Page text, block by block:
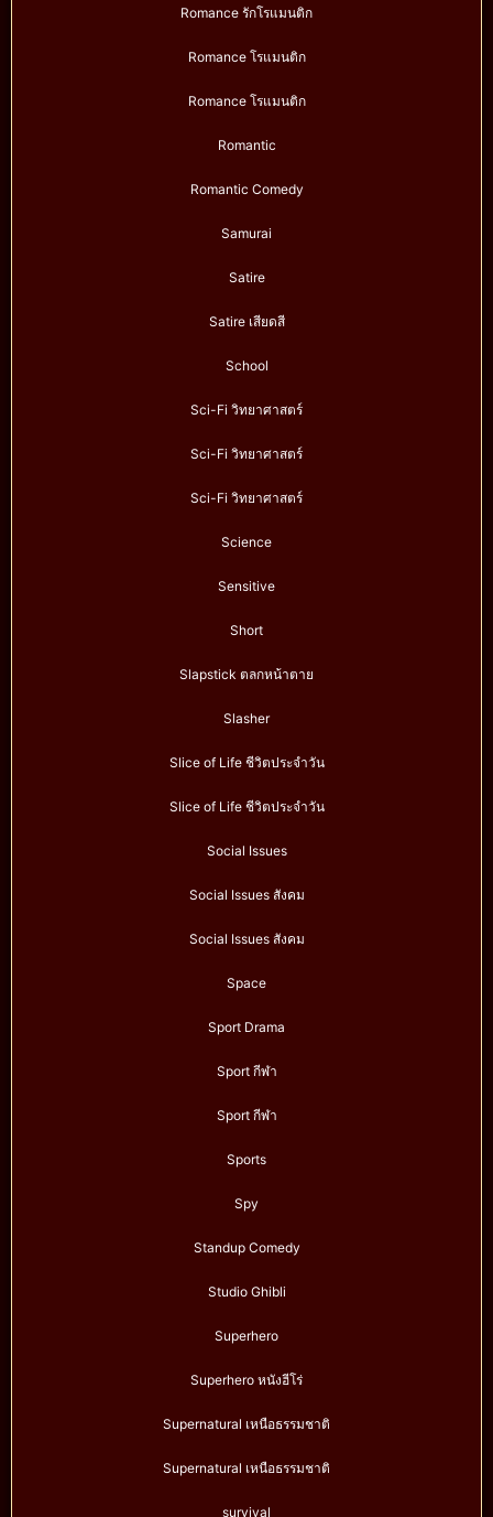
Romance รักโรแมนติก
Romance โรแมนติก
Romance โรแมนติก
Romantic
Romantic Comedy
Samurai
Satire
Satire เสียดสี
School
Sci-Fi วิทยาศาสตร์
Sci-Fi วิทยาศาสตร์
Sci-Fi วิทยาศาสตร์
Science
Sensitive
Short
Slapstick ตลกหน้าตาย
Slasher
Slice of Life ชีวิตประจำวัน
Slice of Life ชีวิตประจำวัน
Social Issues
Social Issues สังคม
Social Issues สังคม
Space
Sport Drama
Sport กีฬา
Sport กีฬา
Sports
Spy
Standup Comedy
Studio Ghibli
Superhero
Superhero หนังฮีโร่
Supernatural เหนือธรรมชาติ
Supernatural เหนือธรรมชาติ
survival